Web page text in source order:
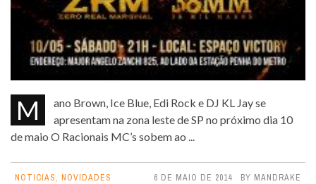
Mano Brown, Ice Blue, Edi Rock e DJ KL Jay se
apresentam na zona leste de SP no próximo dia 10
de maio O Racionais MC’s sobem ao ...
NOTICIAS, NOVIDADES 6 DE MAIO DE 2014 BY MANDRAKE